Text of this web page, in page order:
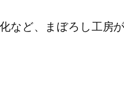
など、まぼろし工房